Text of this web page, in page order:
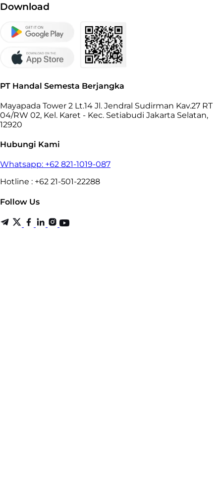
Download
PT Handal Semesta Berjangka
Mayapada Tower 2 Lt.14 Jl. Jendral Sudirman Kav.27 RT
04/RW 02, Kel. Karet - Kec. Setiabudi Jakarta Selatan,
12920
Hubungi Kami
Whatsapp: +62 821-1019-087
Hotline : +62 21-501-22288
Follow Us